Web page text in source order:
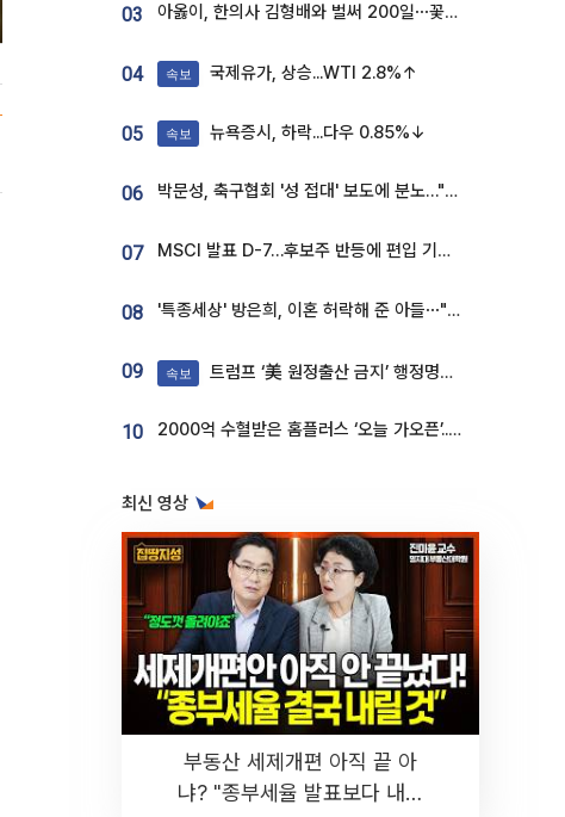
03 아옳이, 한의사 김형배와 벌써 200일⋯꽃다발 들고 "프러포즈 아냐"
04 속보 국제유가, 상승...WTI 2.8%↑
05 속보 뉴욕증시, 하락...다우 0.85%↓
06 박문성, 축구협회 '성 접대' 보도에 분노…"다 말아먹으려고 작정했나"
07 MSCI 발표 D-7…후보주 반등에 편입 기대 재점화
08 '특종세상' 방은희, 이혼 허락해 준 아들⋯"너무 잘 커줬다" 오열
09 속보 트럼프 ‘美 원정출산 금지’ 행정명령 서명
10 2000억 수혈받은 홈플러스 ‘오늘 가오픈’...13일 정식 개장 시험대
최신 영상
부동산 세제개편 아직 끝 아
냐? "종부세율 발표보다 내릴